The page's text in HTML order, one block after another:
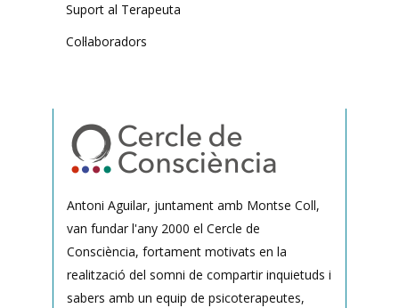
Suport al Terapeuta
Col·laboradors
Antoni Aguilar, juntament amb Montse Coll,
van fundar l'any 2000 el Cercle de
Consciència, fortament motivats en la
realització del somni de compartir inquietuds i
sabers amb un equip de psicoterapeutes,